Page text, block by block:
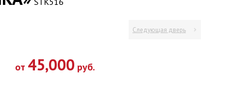
Следующая дверь
от 45,000 руб.